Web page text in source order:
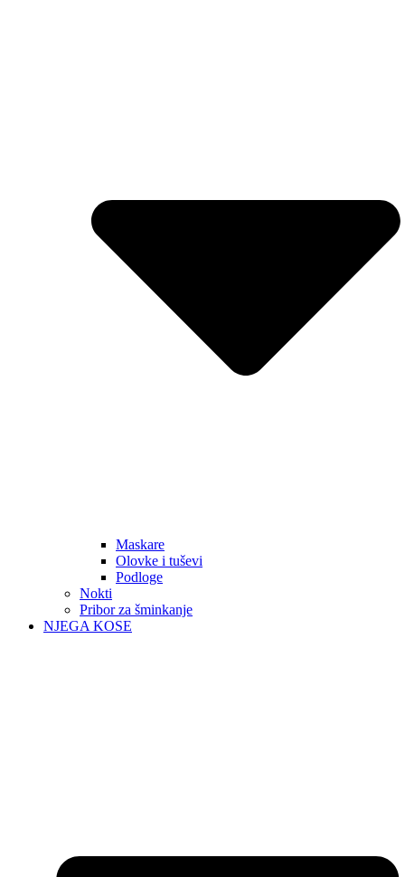
Maskare
Olovke i tuševi
Podloge
Nokti
Pribor za šminkanje
NJEGA KOSE